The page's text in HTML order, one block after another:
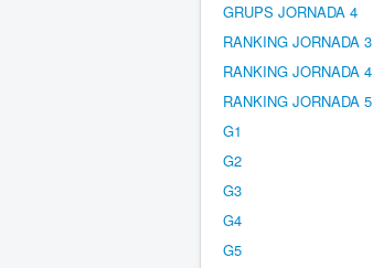
GRUPS JORNADA 4
RANKING JORNADA 3
RANKING JORNADA 4
RANKING JORNADA 5
G1
G2
G3
G4
G5